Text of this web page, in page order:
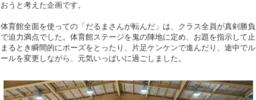
おうと考えた企画です。
体育館全面を使っての「だるまさんが転んだ」は、クラス全員が真剣勝負
で迫力満点でした。体育館ステージを鬼の陣地に定め、お題を指示して止
まるとき瞬間的にポーズをとったり、片足ケンケンで進んだり、途中でル
ールを変更しながら、元気いっぱいに過ごしました。